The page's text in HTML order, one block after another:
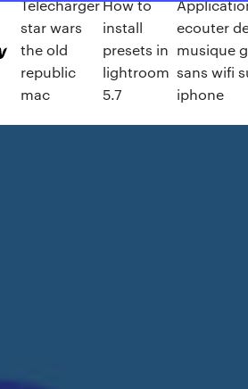
Télécharger
star wars
the old
republic
mac
How to
install
presets in
lightroom
5.7
ecouter
musique
sans wifi
iphone